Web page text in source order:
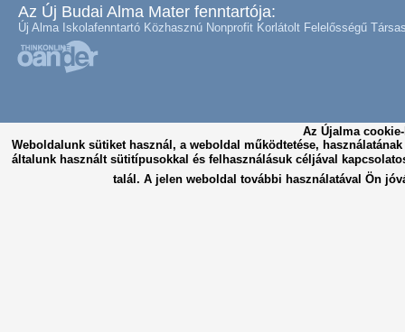
Az Új Budai Alma Mater fenntartója:
Új Alma Iskolafenntartó Közhasznú Nonprofit Korlátolt Felelősségű
Weboldalunk sütiket használ, a weboldal működtetése,
általunk használt sütitípusokkal és felhasználásuk céljával
talál. A jelen weboldal további használatával Ön
Az Újalma